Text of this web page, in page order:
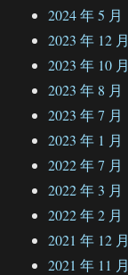
2024 年 5 月
2023 年 12 月
2023 年 10 月
2023 年 8 月
2023 年 7 月
2023 年 1 月
2022 年 7 月
2022 年 3 月
2022 年 2 月
2021 年 12 月
2021 年 11 月